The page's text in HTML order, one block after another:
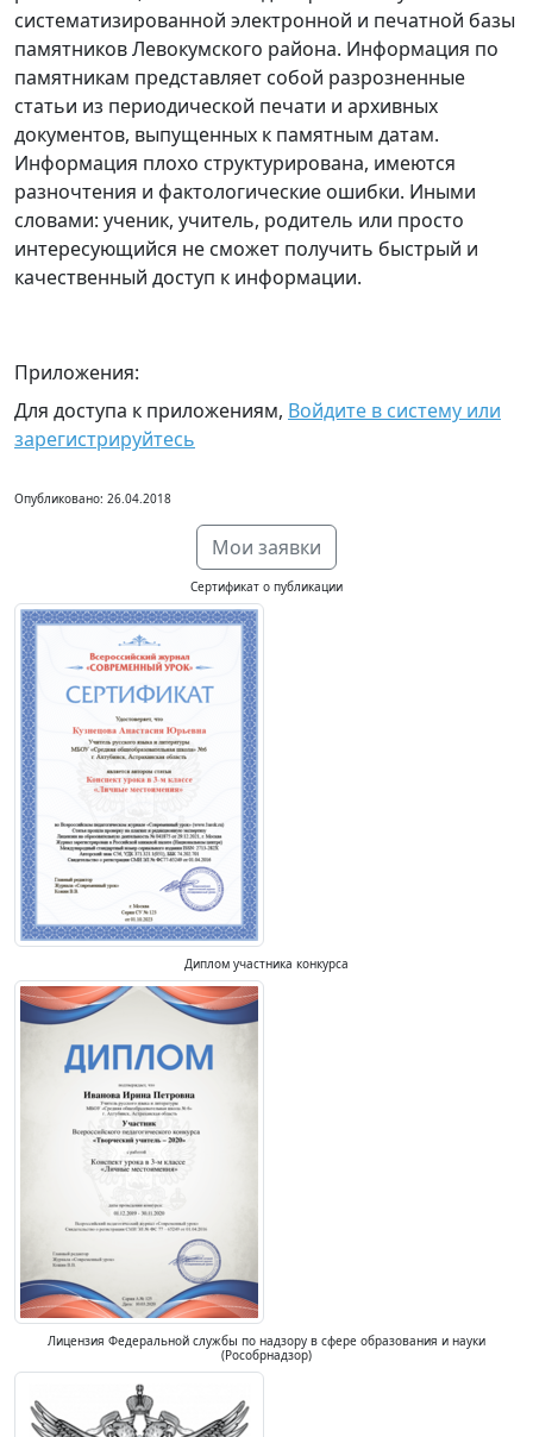
систематизированной электронной и печатной базы
памятников Левокумского района. Информация по
памятникам представляет собой разрозненные
статьи из периодической печати и архивных
документов, выпущенных к памятным датам.
Информация плохо структурирована, имеются
разночтения и фактологические ошибки. Иными
словами: ученик, учитель, родитель или просто
интересующийся не сможет получить быстрый и
качественный доступ к информации.
Приложения:
Для доступа к приложениям, Войдите в систему или
зарегистрируйтесь
Опубликовано: 26.04.2018
Мои заявки
Сертификат о публикации
Диплом участника конкурса
Лицензия Федеральной службы по надзору в сфере образования и науки
(Рособрнадзор)